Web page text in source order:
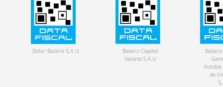
Dolar Balanz S.A.U
Balanz Capital
Valores S.A.U
Balanz
de